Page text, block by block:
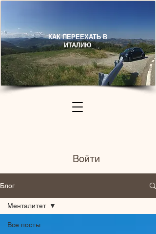
КАК ПЕРЕЕХАТЬ В
ИТАЛИЮ​
Войти
Блог
Все посты
Менталитет